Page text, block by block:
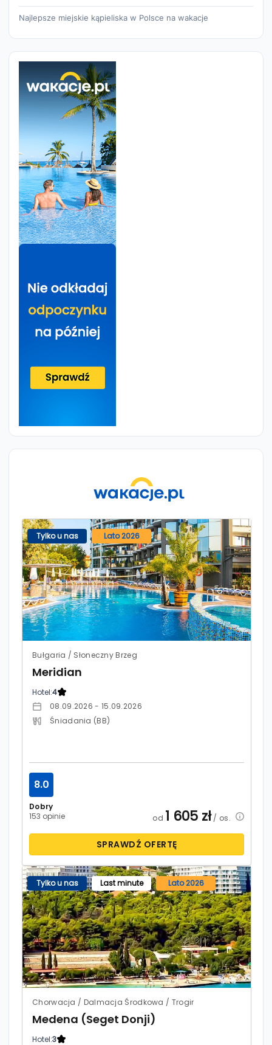
Najlepsze miejskie kąpieliska w Polsce na wakacje
Tylko u nas Lato 2026
Bułgaria / Słoneczny Brzeg
Meridian
Hotel:4
08.09.2026 - 15.09.2026
Śniadania (BB)
Dobry
153 opinie
8.0
od 1 605 zł/ os.
SPRAWDŹ OFERTĘ
Tylko u nas Last minute Lato 2026
Chorwacja / Dalmacja Środkowa / Trogir
Medena (Seget Donji)
Hotel:3